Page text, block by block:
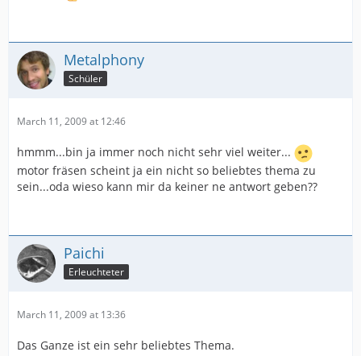
Metalphony
Schüler
March 11, 2009 at 12:46
hmmm...bin ja immer noch nicht sehr viel weiter...
motor fräsen scheint ja ein nicht so beliebtes thema zu
sein...oda wieso kann mir da keiner ne antwort geben??
Paichi
Erleuchteter
March 11, 2009 at 13:36
Das Ganze ist ein sehr beliebtes Thema.